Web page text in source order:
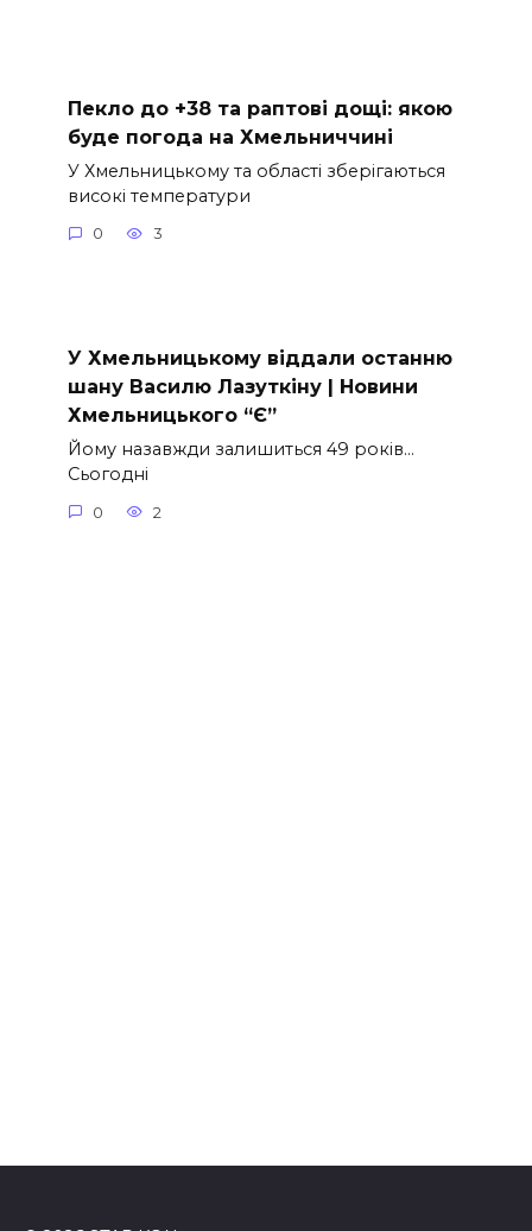
Пекло до +38 та раптові дощі: якою
буде погода на Хмельниччині
У Хмельницькому та області зберігаються
високі температури
0 3
У Хмельницькому віддали останню
шану Василю Лазуткіну | Новини
Хмельницького “Є”
Йому назавжди залишиться 49 років…
Сьогодні
0 2